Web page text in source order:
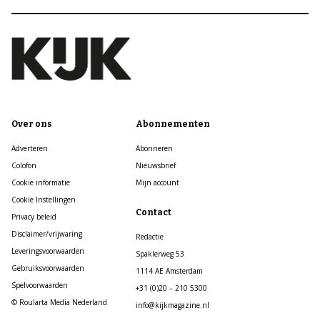
Over ons
Adverteren
Colofon
Cookie informatie
Cookie Instellingen
Privacy beleid
Disclaimer/vrijwaring
Leveringsvoorwaarden
Gebruiksvoorwaarden
Spelvoorwaarden
© Roularta Media Nederland
Abonnementen
Abonneren
Nieuwsbrief
Mijn account
Contact
Redactie
Spaklerweg 53
1114 AE Amsterdam
+31 (0)20 – 210 5300
info@kijkmagazine.nl